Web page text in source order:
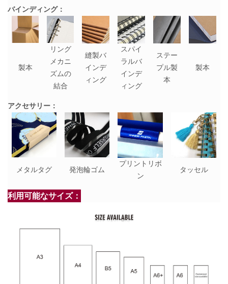
バインディング：
製本
リング
メカニ
ズムの
結合
縫製バ
インデ
ィング
スパイ
ラルバ
インデ
ィング
ステー
プル製
本
製本
アクセサリー：
メタルタグ 発泡輪ゴム
プリントリボ
ン
タッセル
利用可能なサイズ：